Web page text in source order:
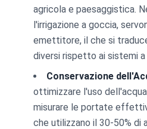
agricola e paesaggistica.
l'irrigazione a goccia,
emettitore, il che si
diversi rispetto ai sistemi a
Conservazione
ottimizzare l'uso
misurare le portate
che utilizzano il 30-50% di